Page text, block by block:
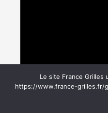
Le site France
https://www.france-grilles.fr/